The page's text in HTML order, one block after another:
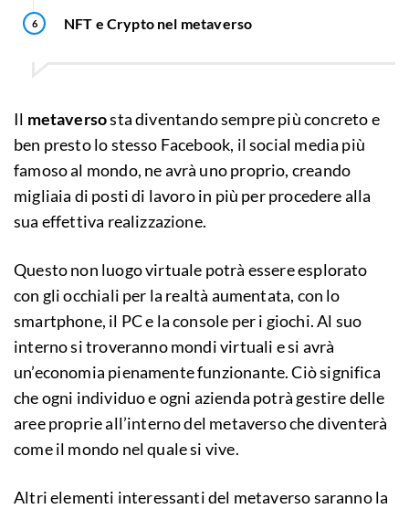
NFT e Crypto nel metaverso
Il metaversosta diventando sempre più concreto e
ben presto lo stesso Facebook, il social media più
famoso al mondo, ne avrà uno proprio, creando
migliaia di posti di lavoro in più per procedere alla
sua effettiva realizzazione.
Questo non luogo virtuale potrà essere esplorato
con gli occhiali per la realtà aumentata, con lo
smartphone, il PC e la console per i giochi. Al suo
interno si troveranno mondi virtuali e si avrà
un’economia pienamente funzionante. Ciò significa
che ogni individuo e ogni azienda potrà gestire delle
aree proprie all’interno del metaverso che diventerà
come il mondo nel quale si vive.
Altri elementi interessanti del metaverso saranno la